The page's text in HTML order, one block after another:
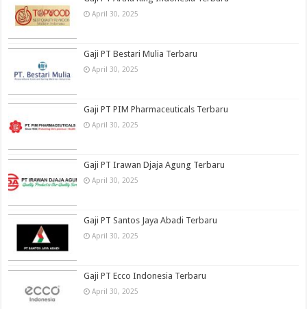
April 30, 2025
Gaji PT Bestari Mulia Terbaru
April 30, 2025
Gaji PT PIM Pharmaceuticals Terbaru
April 30, 2025
Gaji PT Irawan Djaja Agung Terbaru
April 30, 2025
Gaji PT Santos Jaya Abadi Terbaru
April 30, 2025
Gaji PT Ecco Indonesia Terbaru
April 30, 2025